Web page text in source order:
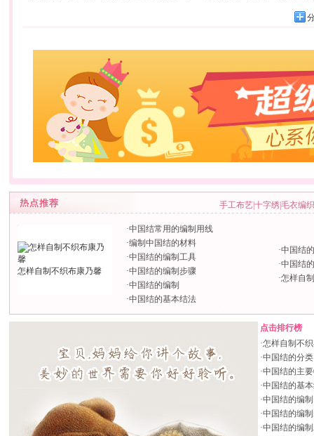
手工布艺十字绣毛衣编织
怎样自制不织布康乃馨
·中国结常用的编制用线
·编制中国结的材料
·中国结的编制工具
·中国结的编制步骤
·中国结的编制
·中国结的基本结法
·中国结
·中国结
·怎样自
点击排行榜
·怎样自制不
·中国结的分类
·中国结的主
·中国结的基
·中国结的编制
·中国结的编
·中国结的编